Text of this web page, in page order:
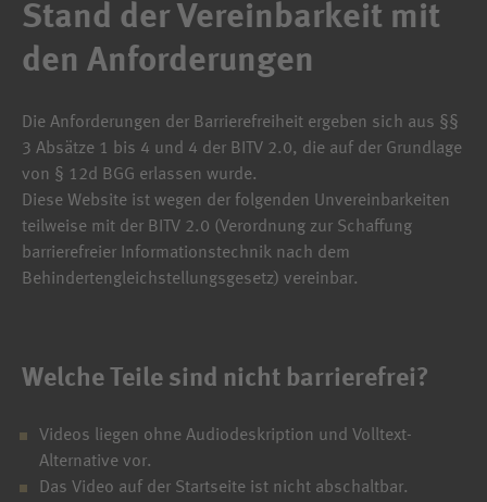
Stand der Vereinbarkeit mit
den Anforderungen
Die Anforderungen der Barrierefreiheit ergeben sich aus §§
3 Absätze 1 bis 4 und 4 der BITV 2.0, die auf der Grundlage
von § 12d BGG erlassen wurde.
Diese Website ist wegen der folgenden Unvereinbarkeiten
teilweise mit der BITV 2.0 (Verordnung zur Schaffung
barrierefreier Informationstechnik nach dem
Behindertengleichstellungsgesetz) vereinbar.
Welche Teile sind nicht barrierefrei?
Videos liegen ohne Audiodeskription und Volltext-
Alternative vor.
Das Video auf der Startseite ist nicht abschaltbar.